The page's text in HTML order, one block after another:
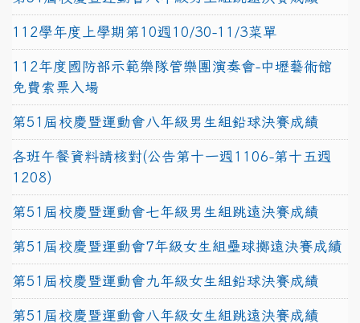
112學年度上學期第10週10/30-11/3菜單
112年度國防部示範樂隊管樂團演奏會-中壢藝術館
免費索票入場
第51屆校慶暨運動會八年級男生組鉛球決賽成績
各班午餐資料請核對(公告第十一週1106-第十五週
1208)
第51屆校慶暨運動會七年級男生組跳遠決賽成績
第51屆校慶暨運動會7年級女生組壘球擲遠決賽成績
第51屆校慶暨運動會九年級女生組鉛球決賽成績
第51屆校慶暨運動會八年級女生組跳遠決賽成績